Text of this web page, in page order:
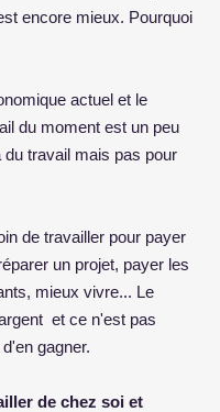
encore mieux. Pourquoi
actuel et le
du moment est un peu
du travail mais pas pour
de travailler pour payer
un projet, payer les
mieux vivre... Le
et ce n'est pas
gagner.
de chez soi et